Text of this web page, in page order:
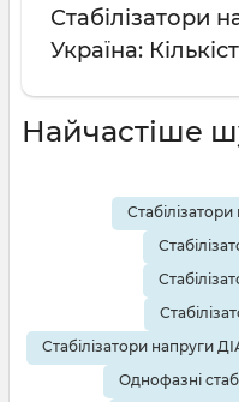
Стабілізатори
Україна:
Найчастіше
Стабілізатори напруги
Однофазні